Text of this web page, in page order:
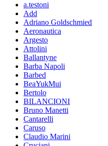
a.testoni
Add
Adriano Goldschmied
Aeronautica
Argesto
Attolini
Ballantyne
Barba Napoli
Barbed
BeaYukMui
Bertolo
BILANCIONI
Bruno Manetti
Cantarelli
Caruso
Claudio Marini